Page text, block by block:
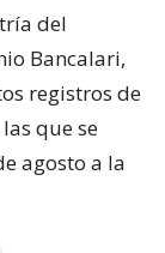
del
Bancalari,
registros de
que se
agosto a la